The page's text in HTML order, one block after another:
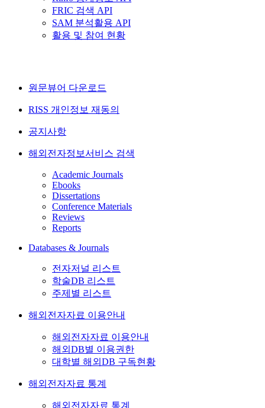
FRIC 검색 API
SAM 분석활용 API
활용 및 참여 현황
원문뷰어 다운로드
RISS 개인정보 재동의
공지사항
해외전자정보서비스 검색
Academic Journals
Ebooks
Dissertations
Conference Materials
Reviews
Reports
Databases & Journals
전자저널 리스트
학술DB 리스트
주제별 리스트
해외전자자료 이용안내
해외전자자료 이용안내
해외DB별 이용권한
대학별 해외DB 구독현황
해외전자자료 통계
해외전자자료 통계